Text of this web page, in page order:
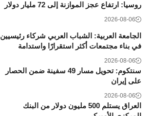
روسيا: ارتفاع عجز الموازنة إلى 72 مليار دولار
2026-08-06
الجامعة العربية: الشباب العربي شركاء رئيسيين
في بناء مجتمعات أكثر استقرارًا واستدامة
2026-08-06
سنتكوم: تحويل مسار 49 سفينة ضمن الحصار
على إيران
2026-08-06
العراق يستلم 500 مليون دولار من البنك